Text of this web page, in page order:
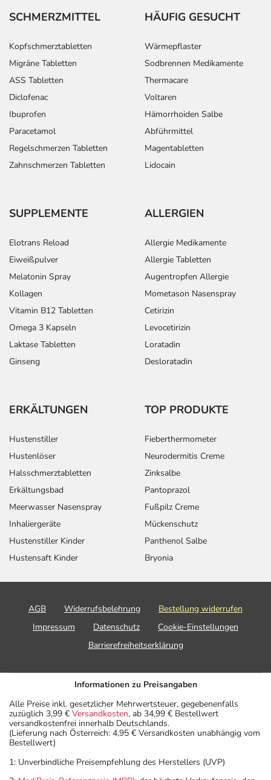
SCHMERZMITTEL
Kopfschmerztabletten
Migräne Tabletten
ASS Tabletten
Diclofenac
Ibuprofen
Paracetamol
Regelschmerzen Tabletten
Zahnschmerzen Tabletten
HÄUFIG GESUCHT
Wärmepflaster
Sodbrennen Medikamente
Thermacare
Voltaren
Hämorrhoiden Salbe
Abführmittel
Magentabletten
Lidocain
SUPPLEMENTE
Elotrans Reload
Eiweißpulver
Melatonin Spray
Kollagen
Vitamin B12 Tabletten
Omega 3 Kapseln
Laktase Tabletten
Ginseng
ALLERGIEN
Allergie Medikamente
Allergie Tabletten
Augentropfen Allergie
Mometason Nasenspray
Cetirizin
Levocetirizin
Loratadin
Desloratadin
ERKÄLTUNGEN
Hustenstiller
Hustenlöser
Halsschmerztabletten
Erkältungsbad
Meerwasser Nasenspray
Inhaliergeräte
Hustenstiller Kinder
Hustensaft Kinder
TOP PRODUKTE
Fieberthermometer
Neurodermitis Creme
Zinksalbe
Pantoprazol
Fußpilz Creme
Mückenschutz
Panthenol Salbe
Bryonia
AGB Widerrufsbelehrung
Bestellung widerrufen
Impressum
Datenschutz
Cookie-Einstellungen
Barrierefreiheitserklärung
Informationen zu Preisangaben
Alle Preise inkl. gesetzlicher Mehrwertsteuer, gegebenenfalls
zuzüglich 3,99 € Versandkosten, ab 34,99 € Bestellwert
versandkostenfrei innerhalb Deutschlands.
(Lieferung nach Österreich: 4,95 € Versandkosten unabhängig vom
Bestellwert)
1: Unverbindliche Preisempfehlung des Herstellers (UVP)